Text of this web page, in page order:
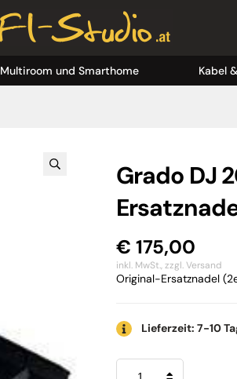
Multiroom und Smarthome Kabel
Grado DJ
€ 175,00
inkl. MwSt.,zzgl. Versand
Original-Ersatznadel
Lieferzeit: 7-10
Grado